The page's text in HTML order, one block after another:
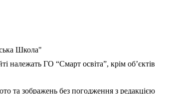
Школа"
належать ГО “Смарт освіта”, крім об’єктів
та зображень без погодження з редакцією